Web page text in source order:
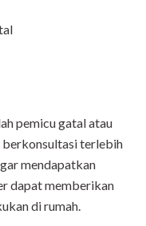
pemicu gatal atau
berkonsultasi terlebih
mendapatkan
dapat memberikan
di rumah.